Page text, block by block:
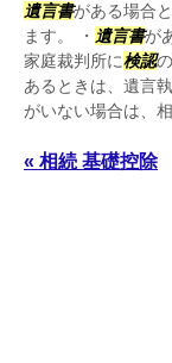
遺言書がある場合
ます。 ・ 遺言書が
家庭裁判所に検認
あるときは、遺言
がいない場合は、相
« 相続 基礎控除